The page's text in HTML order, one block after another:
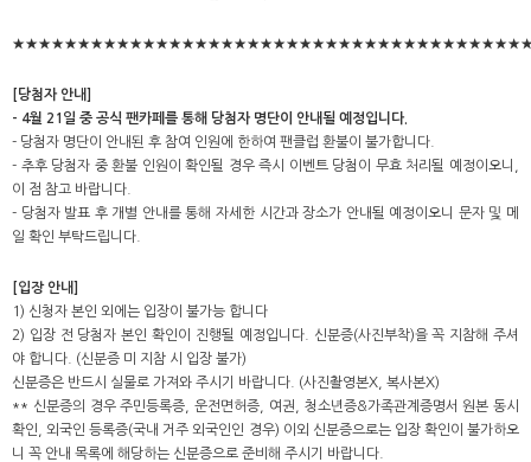
[당첨자 안내]
- 4월 21일 중 공식 팬카페를 통해 당첨자 명단이 안내될 예정입니다.
- 당첨자 명단이 안내된 후 참여 인원에 한하여 팬클럽 환불이 불가합니다.
- 추후 당첨자 중 환불 인원이 확인될 경우 즉시 이벤트 당첨이 무효 처리될 예정이오니,
이 점 참고 바랍니다.
- 당첨자 발표 후 개별 안내를 통해 자세한 시간과 장소가 안내될 예정이오니 문자 및 메
일 확인 부탁드립니다.
[입장 안내]
1) 신청자 본인 외에는 입장이 불가능 합니다
2) 입장 전 당첨자 본인 확인이 진행될 예정입니다. 신분증(사진부착)을 꼭 지참해 주셔
야 합니다. (신분증 미 지참 시 입장 불가)
신분증은 반드시 실물로 가져와 주시기 바랍니다. (사진촬영본X, 복사본X)
** 신분증의 경우 주민등록증, 운전면허증, 여권, 청소년증&가족관계증명서 원본 동시
확인, 외국인 등록증(국내 거주 외국인인 경우) 이외 신분증으로는 입장 확인이 불가하오
니 꼭 안내 목록에 해당하는 신분증으로 준비해 주시기 바랍니다.